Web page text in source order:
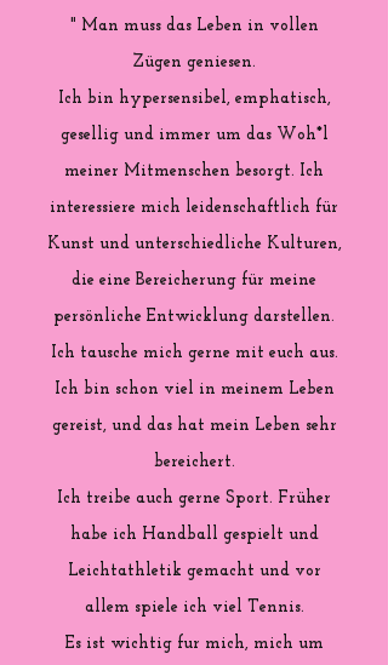
" Man muss das Leben in vollen
Zügen geniesen.
Ich bin hypersensibel, emphatisch,
gesellig und immer um das Woh*l
meiner Mitmenschen besorgt. Ich
interessiere mich leidenschaftlich für
Kunst und unterschiedliche Kulturen,
die eine Bereicherung für meine
persönliche Entwicklung darstellen.
Ich tausche mich gerne mit euch aus.
Ich bin schon viel in meinem Leben
gereist, und das hat mein Leben sehr
bereichert.
Ich treibe auch gerne Sport. Früher
habe ich Handball gespielt und
Leichtathletik gemacht und vor
allem spiele ich viel Tennis.
Es ist wichtig fur mich, mich um